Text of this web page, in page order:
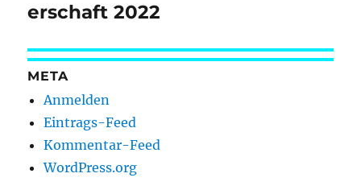
Beitrag:
erschaft 2022
META
Anmelden
Eintrags-Feed
Kommentar-Feed
WordPress.org